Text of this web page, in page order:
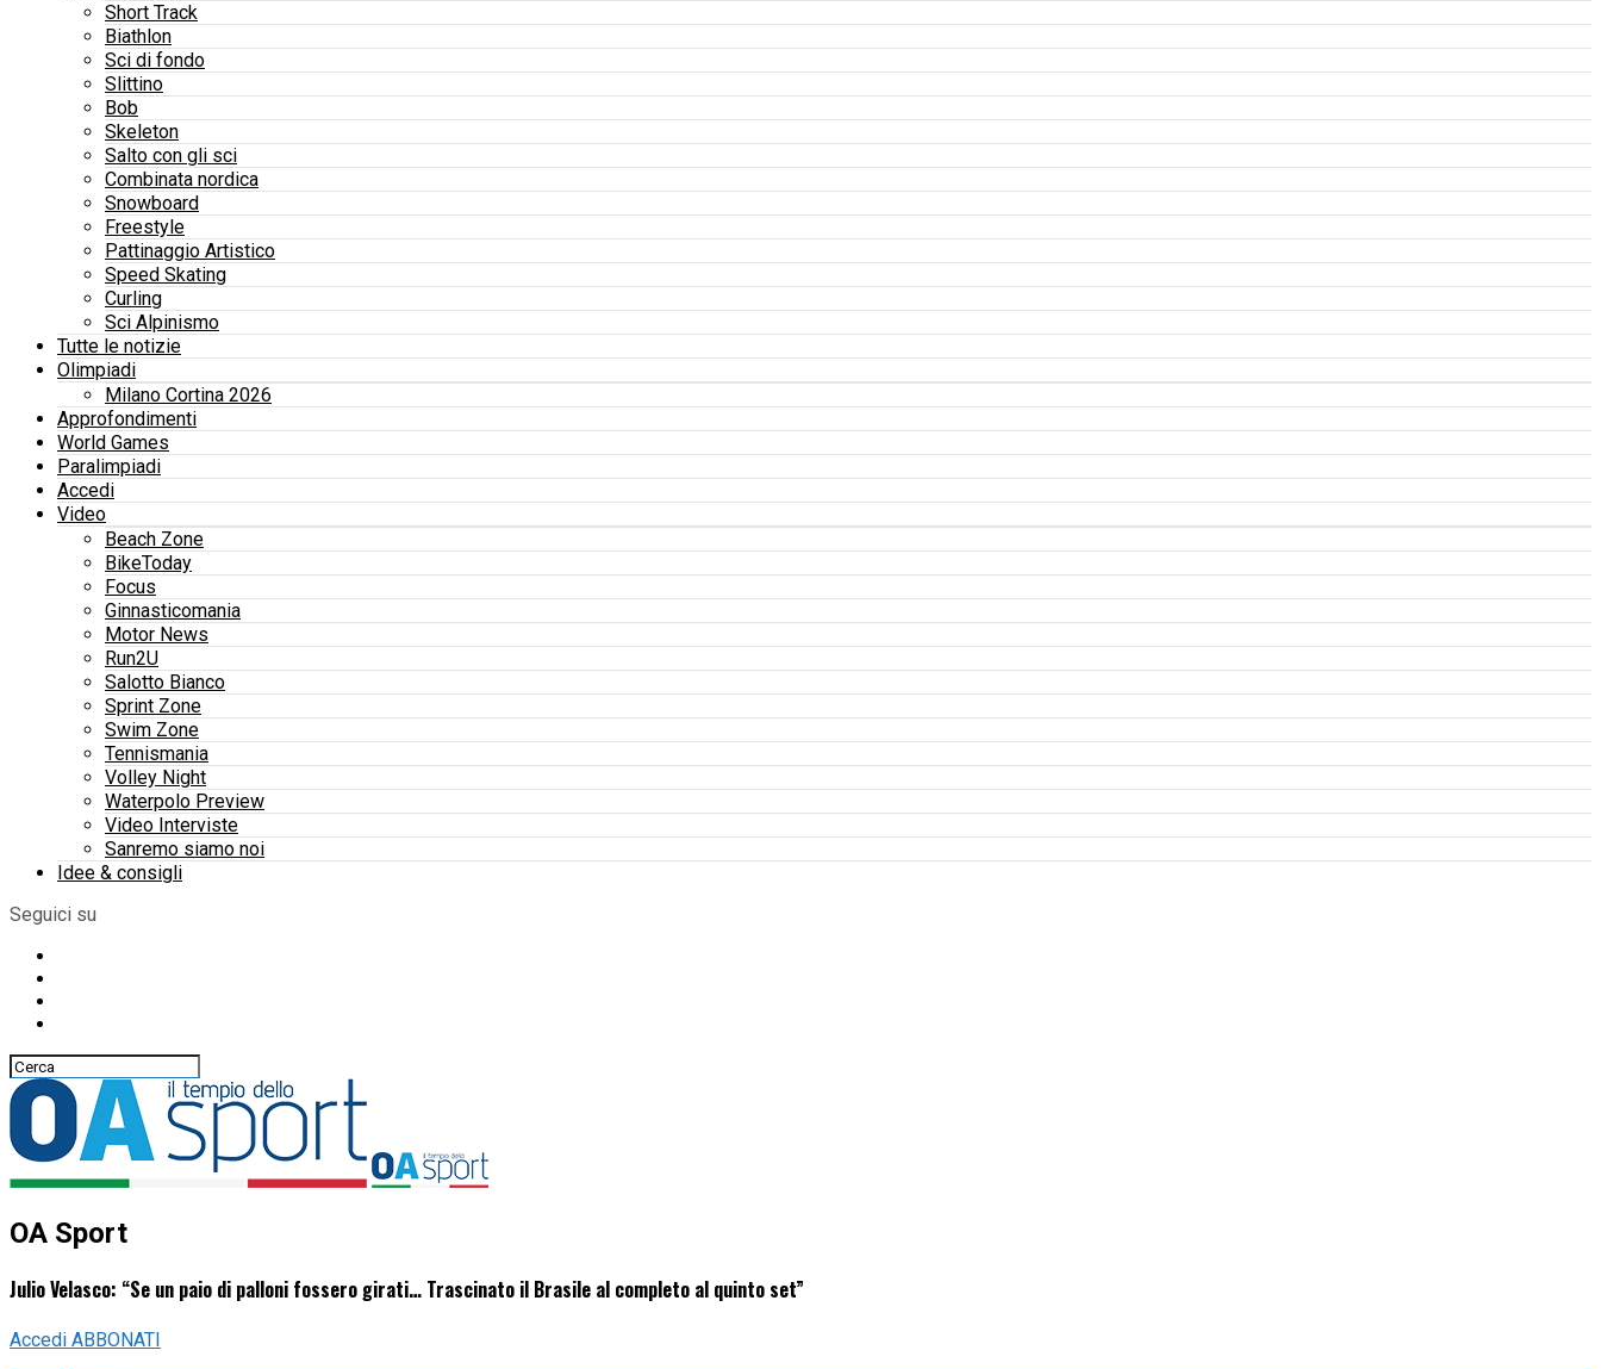
Short Track
Biathlon
Sci di fondo
Slittino
Bob
Skeleton
Salto con gli sci
Combinata nordica
Snowboard
Freestyle
Pattinaggio Artistico
Speed Skating
Curling
Sci Alpinismo
Tutte le notizie
Olimpiadi
Milano Cortina 2026
Approfondimenti
World Games
Paralimpiadi
Accedi
Video
Beach Zone
BikeToday
Focus
Ginnasticomania
Motor News
Run2U
Salotto Bianco
Sprint Zone
Swim Zone
Tennismania
Volley Night
Waterpolo Preview
Video Interviste
Sanremo siamo noi
Idee & consigli
Seguici su
OA Sport
Julio Velasco: “Se un paio di palloni fossero girati… Trascinato il Brasile al completo al quinto set”
Accedi ABBONATI